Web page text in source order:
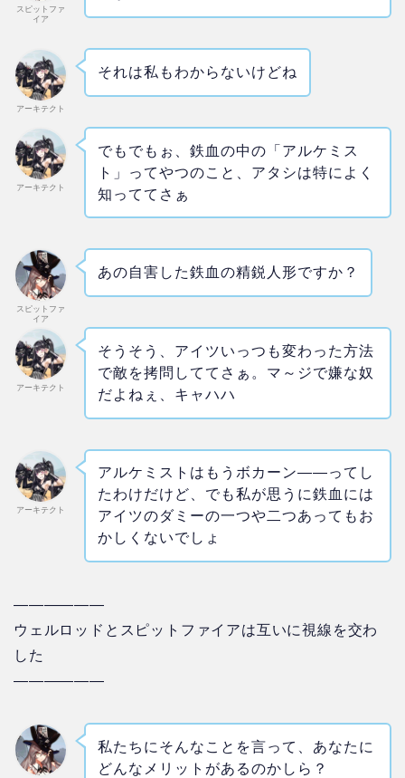
スピットファ
イア
アーキテクト
それは私もわからないけどね
アーキテクト
でもでもぉ、鉄血の中の「アルケミス
ト」ってやつのこと、アタシは特によく
知っててさぁ
スピットファ
イア
あの自害した鉄血の精鋭人形ですか？
アーキテクト
そうそう、アイツいっつも変わった方法
で敵を拷問しててさぁ。マ～ジで嫌な奴
だよねぇ、キャハハ
アーキテクト
アルケミストはもうボカーン――ってし
たわけだけど、でも私が思うに鉄血には
アイツのダミーの一つや二つあってもお
かしくないでしょ
——————
ウェルロッドとスピットファイアは互いに視線を交わ
した
——————
私たちにそんなことを言って、あなたに
どんなメリットがあるのかしら？